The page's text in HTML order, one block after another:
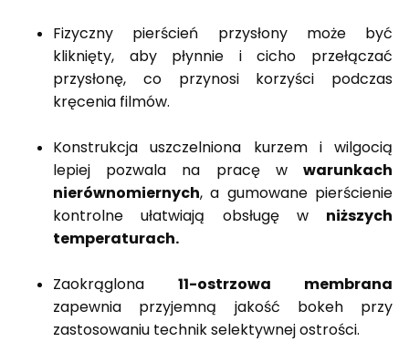
Fizyczny pierścień przysłony może być
kliknięty, aby płynnie i cicho przełączać
przysłonę, co przynosi korzyści podczas
kręcenia filmów.
Konstrukcja uszczelniona kurzem i wilgocią
lepiej pozwala na pracę w warunkach
nierównomiernych, a gumowane pierścienie
kontrolne ułatwiają obsługę w niższych
temperaturach.
Zaokrąglona 11-ostrzowa membrana
zapewnia przyjemną jakość bokeh przy
zastosowaniu technik selektywnej ostrości.